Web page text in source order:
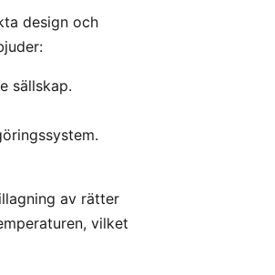
design och
sällskap.
av rätter
vilket